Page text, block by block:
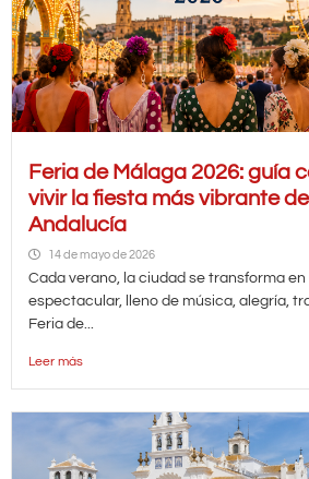
Feria de Málaga 2026: guía
vivir la fiesta más vibrante
Andalucía
14 de mayo de 2026
Cada verano, la ciudad se transforma
espectacular, lleno de música, alegría,
Feria de...
Leer más